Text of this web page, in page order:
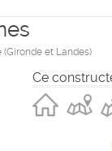
et Landes)
Ce